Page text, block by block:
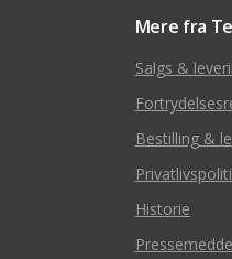
Mere fra
Salgs &
Bestilling &
Historie